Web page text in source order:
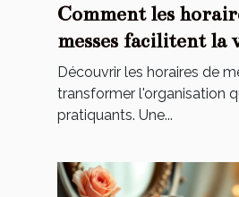
Comment les
messes facilitent la
pratiquants ?
Découvrir les horaires de
transformer l'organisation
pratiquants. Une...